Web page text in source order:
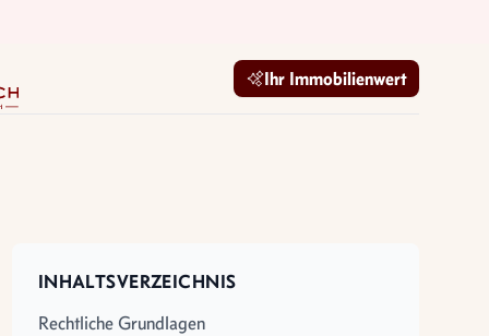
GmbH Ihr Immobilienwert
INHALTSVERZEICHNIS
Rechtliche Grundlagen